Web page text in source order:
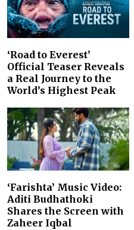
‘Road to Everest’
Official Teaser Reveals
a Real Journey to the
World’s Highest Peak
‘Farishta’ Music Video:
Aditi Budhathoki
Shares the Screen with
Zaheer Iqbal